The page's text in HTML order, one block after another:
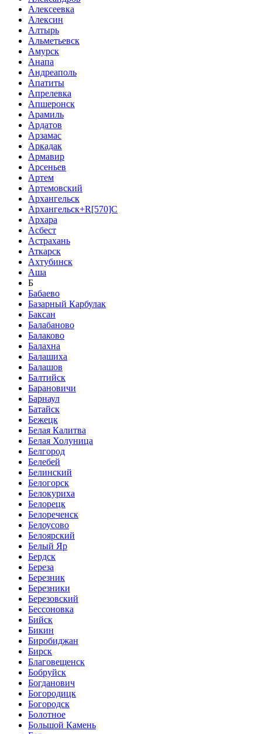
Алексеевка
Алексин
Алтырь
Альметьевск
Амурск
Анапа
Андреаполь
Апатиты
Апрелевка
Апшеронск
Арамиль
Ардатов
Арзамас
Аркадак
Армавир
Арсеньев
Артем
Артемовский
Архангельск
Архангельск+R[570]C
Архара
Асбест
Астрахань
Аткарск
Ахтубинск
Аша
Б
Бабаево
Базарный Карбулак
Баксан
Балабаново
Балаково
Балахна
Балашиха
Балашов
Балтийск
Барановичи
Барнаул
Батайск
Бежецк
Белая Калитва
Белая Холуница
Белгород
Белебей
Белинский
Белогорск
Белокуриха
Белорецк
Белореченск
Белоусово
Белоярский
Белый Яр
Бердск
Береза
Березник
Березники
Березовский
Бессоновка
Бийск
Бикин
Биробиджан
Бирск
Благовещенск
Бобруйск
Богданович
Богородицк
Богородск
Болотное
Большой Камень